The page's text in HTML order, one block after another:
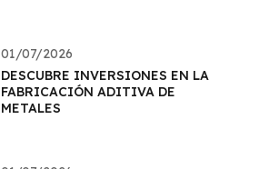
01/07/2026
DESCUBRE INVERSIONES EN LA
FABRICACIÓN ADITIVA DE
METALES